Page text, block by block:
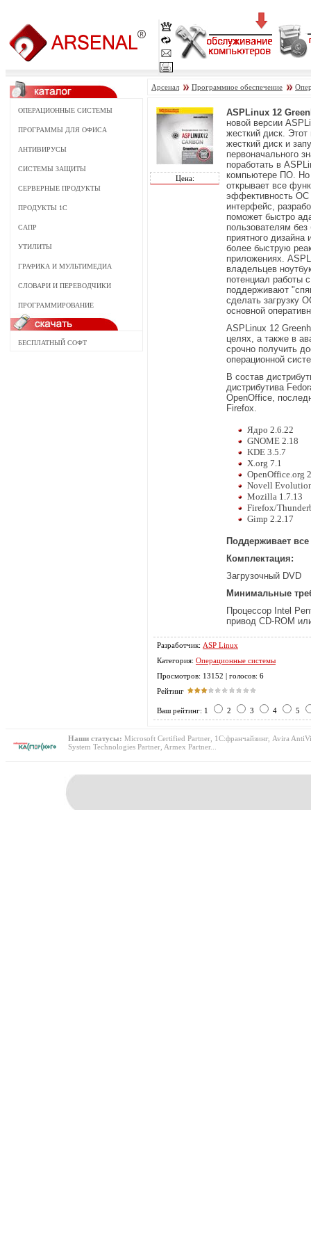
ОПЕРАЦИОННЫЕ СИСТЕМЫ
ПРОГРАММЫ ДЛЯ ОФИСА
АНТИВИРУСЫ
СИСТЕМЫ ЗАЩИТЫ
СЕРВЕРНЫЕ ПРОДУКТЫ
ПРОДУКТЫ 1С
САПР
УТИЛИТЫ
ГРАФИКА И МУЛЬТИМЕДИА
СЛОВАРИ И ПЕРЕВОДЧИКИ
ПРОГРАММИРОВАНИЕ
БЕСПЛАТНЫЙ СОФТ
Арсенал Программное обеспечение
Цена:
ASPLinux 12
новой версии
жесткий диск. Этот
жесткий диск и
первоначального
поработать в
компьютере ПО. Но
открывает все
эффективность ОС
интерфейс,
поможет быстро
пользователям
приятного дизайна
более быструю
приложениях.
владельцев
потенциал работы
поддерживают
сделать загрузку
основной
ASPLinux 12
целях, а также в
срочно получить
операционной
В состав
дистрибутива
OpenOffice,
Firefox.
Ядро 2.6.22
GNOME 2.18
KDE 3.5.7
X.org 7.1
OpenOffice.org
Novell
Mozilla 1.7.13
Firefox/
Gimp 2.2.17
Поддерживает
Комплектация:
Загрузочный DVD
Минимальные
Процессор Intel
привод CD-ROM
Разработчик: ASP Linux
Категория: Операционные системы
Просмотров: 13152 | голосов: 6
Рейтинг
Ваш рейтинг: 1 2 3 4 5
Наши статусы: Microsoft Certified Partner, 1С:франчайзинг, Avira
System Technologies Partner, Armex Partner...